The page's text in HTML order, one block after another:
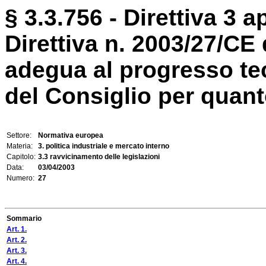
§ 3.3.756 - Direttiva 3
Direttiva n. 2003/27/
adegua al progresso
del Consiglio per
Settore:
Normativa europea
Materia:
3. politica industriale e mercato interno
Capitolo: 3.3 ravvicinamento delle legislazioni
Data:
03/04/2003
Numero: 27
Sommario
Art. 1.
Art. 2.
Art. 3.
Art. 4.